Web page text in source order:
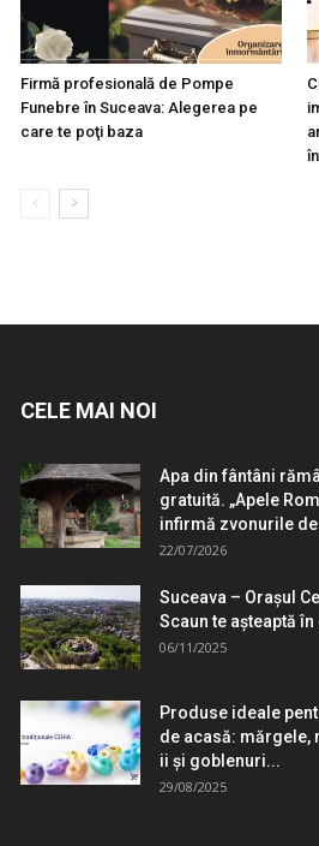
Firmă profesională de Pompe
Funebre în Suceava: Alegerea pe
care te poţi baza
CELE MAI NOI
Apa din fântâni
gratuită. „Apele
infirmă zvonurile
22/07/2026
Suceava – Oraşul
Scaun te aşteaptă
06/11/2025
Produse ideale
de acasă: mărgele,
ii şi goblenuri...
29/08/2025